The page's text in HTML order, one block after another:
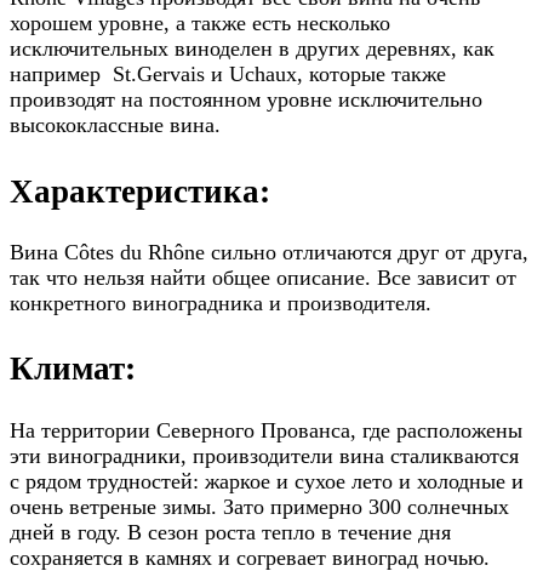
хорошем уровне, а также есть несколько
исключительных виноделен в других деревнях, как
например St.Gervais и Uchaux, которые также
проивзодят на постоянном уровне исключительно
высококлассные вина.
Характеристика:
Вина Côtes du Rhône сильно отличаются друг от друга,
так что нельзя найти общее описание. Все зависит от
конкретного виноградника и производителя.
Климат:
На территории Северного Прованса, где расположены
эти виноградники, проивзодители вина сталикваются
с рядом трудностей: жаркое и сухое лето и холодные и
очень ветреные зимы. Зато примерно 300 солнечных
дней в году. В сезон роста тепло в течение дня
сохраняется в камнях и согревает виноград ночью.